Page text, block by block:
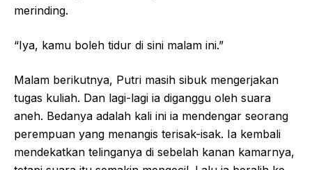
merinding.
“Iya, kamu boleh tidur di sini malam ini.”
Malam berikutnya, Putri masih sibuk mengerjakan
tugas kuliah. Dan lagi-lagi ia diganggu oleh suara
aneh. Bedanya adalah kali ini ia mendengar seorang
perempuan yang menangis terisak-isak. Ia kembali
mendekatkan telinganya di sebelah kanan kamarnya,